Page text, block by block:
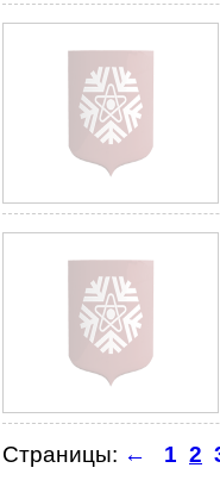
Страницы: ← 1 2